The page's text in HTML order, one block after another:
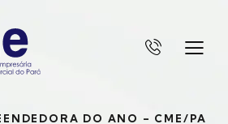
DO ANO – CME/PA